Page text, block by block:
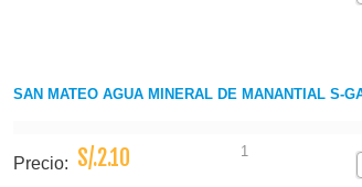
SAN MATEO AGUA MINERAL DE MANANTIAL S-
Precio: S/.2.10 1